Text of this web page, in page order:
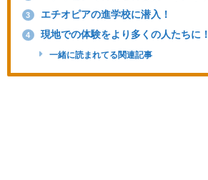
3 エチオピアの進学校に潜入！
4 現地での体験をより多くの人たちに！
一緒に読まれてる関連記事